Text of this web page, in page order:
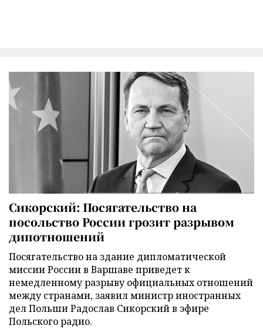
Сикорский: Посягательство на
посольство России грозит разрывом
дипотношений
Посягательство на здание дипломатической
миссии России в Варшаве приведет к
немедленному разрыву официальных отношений
между странами, заявил министр иностранных
дел Польши Радослав Сикорский в эфире
Польского радио.